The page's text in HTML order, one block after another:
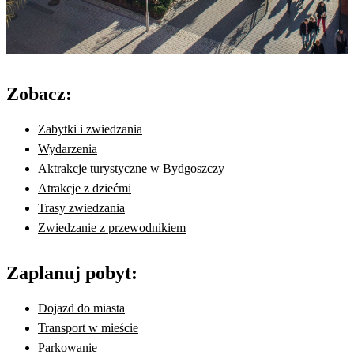
Zobacz:
Zabytki i zwiedzania
Wydarzenia
Aktrakcje turystyczne w Bydgoszczy
Atrakcje z dziećmi
Trasy zwiedzania
Zwiedzanie z przewodnikiem
Zaplanuj pobyt:
Dojazd do miasta
Transport w mieście
Parkowanie